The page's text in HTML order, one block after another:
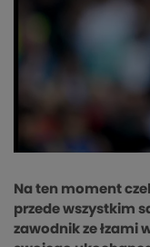
Na ten moment
przede wszystkim
zawodnik ze łzami